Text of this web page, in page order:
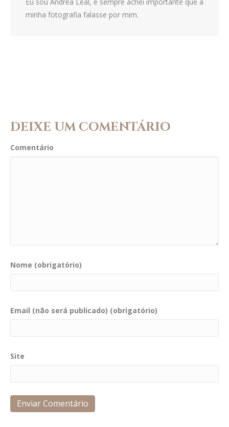
minha fotografia falasse por mim.
DEIXE UM COMENTÁRIO
Comentário
Nome (obrigatório)
Email (não será publicado) (obrigatório)
Site